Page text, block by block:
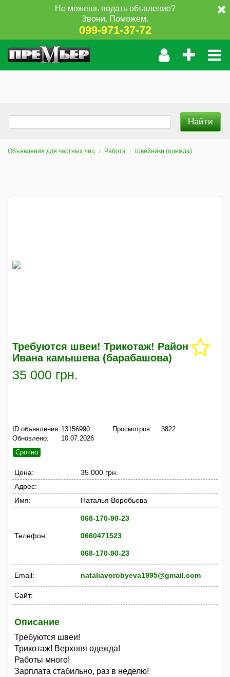
Не можешь подать объвление?
Звони. Поможем.
099-971-37-72
Объявления для частных лиц Работа Швейники (одежда)
Требуются швеи! Трикотаж! Район
Ивана камышева (барабашова)
35 000 грн.
ID объявления: 13156990
Обновлено:
10.07.2026
Просмотров: 3822
Срочно
Цена:
35 000 грн.
Адрес:
Имя:
Наталья Воробьева
Телефон:
068-170-90-23
0660471523
068-170-90-23
Email: nataliavorobyeva1995@gmail.com
Сайт:
Описание
Требуются швеи!
Трикотаж! Верхняя одежда!
Работы много!
Зарплата стабильно, раз в неделю!